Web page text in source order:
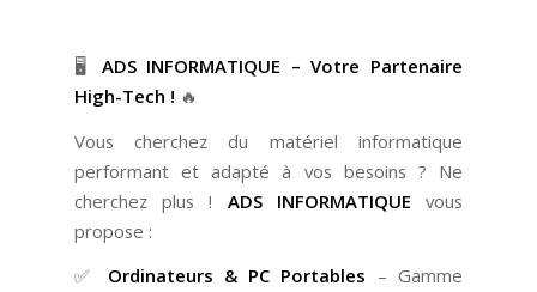
🖥️ADS INFORMATIQUE – Votre Partenaire
High-Tech ! 🔥
Vous cherchez du matériel informatique
performant et adapté à vos besoins ? Ne
cherchez plus ! ADS INFORMATIQUE vous
propose :
✅ Ordinateurs & PC Portables – Gamme